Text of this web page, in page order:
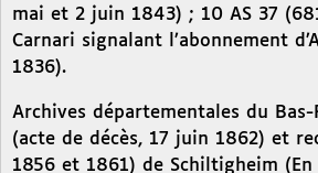
mai et 2 juin 1843) ; 10 AS 37
Carnari signalant l’abonnement
1836).
Archives départementales du
(acte de décès, 17 juin 1862) et
1856 et 1861) de Schiltigheim